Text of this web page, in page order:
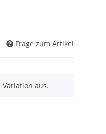
Frage zum Artikel
aus.